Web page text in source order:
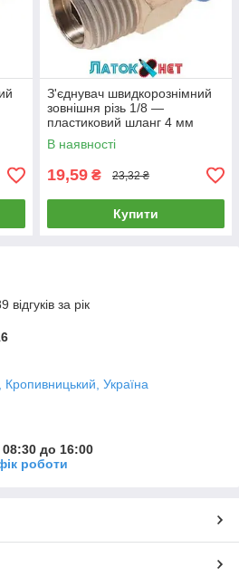
З'єднувач швидкорознімний
зовнішня різь 1/8 —
пластиковий шланг 4 мм
SPC04-01 Airkraft
В наявності
19,59 ₴ 23,32 ₴
Купити
за рік
Кропивницький, Україна
до 16:00
роботи